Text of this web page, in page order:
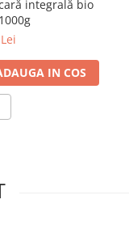
integrală bio
IN COS